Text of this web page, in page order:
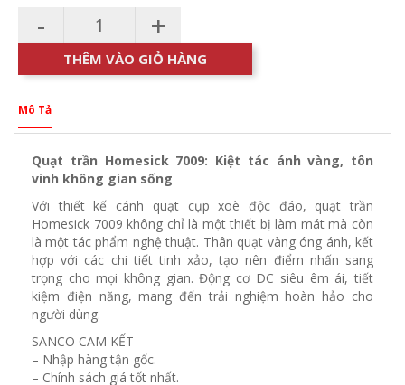
- +
THÊM VÀO GIỎ HÀNG
Mô Tả
Quạt trần Homesick 7009: Kiệt tác ánh vàng, tôn
vinh không gian sống
Với thiết kế cánh quạt cụp xoè độc đáo, quạt trần
Homesick 7009 không chỉ là một thiết bị làm mát mà còn
là một tác phẩm nghệ thuật. Thân quạt vàng óng ánh, kết
hợp với các chi tiết tinh xảo, tạo nên điểm nhấn sang
trọng cho mọi không gian. Động cơ DC siêu êm ái, tiết
kiệm điện năng, mang đến trải nghiệm hoàn hảo cho
người dùng.
SANCO CAM KẾT
– Nhập hàng tận gốc.
– Chính sách giá tốt nhất.